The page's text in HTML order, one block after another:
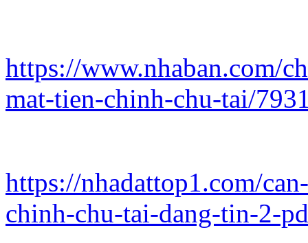
https://www.nhaban.com/
mat-tien-chinh-chu-tai/
https://nhadattop1.com/
chinh-chu-tai-dang-tin-2-